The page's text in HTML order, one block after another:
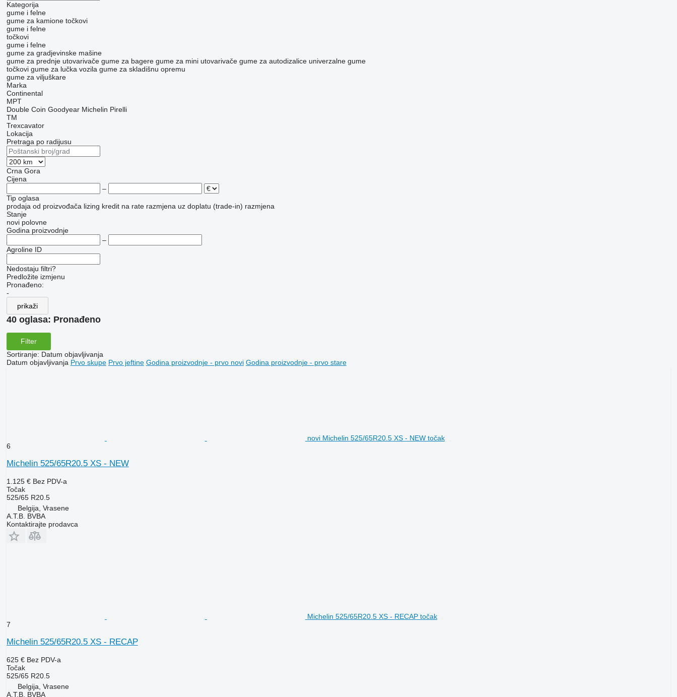
Kategorija
gume i felne
gume za kamione točkovi
gume i felne
točkovi
gume i felne
gume za gradjevinske mašine
gume za prednje utovarivače gume za bagere gume za mini utovarivače gume za autodizalice univerzalne gume
točkovi gume za lučka vozila gume za skladišnu opremu
gume za viljuškare
Marka
Continental
MPT
Double Coin Goodyear Michelin Pirelli
TM
Trexcavator
Lokacija
Pretraga po radijusu
Crna Gora
Cijena
–
Tip oglasa
prodaja od proizvođača lizing kredit na rate razmjena uz doplatu (trade-in) razmjena
Stanje
novi polovne
Godina proizvodnje
–
Agroline ID
Nedostaju filtri?
Predložite izmjenu
Pronađeno:
-
prikaži
40 oglasa: Pronađeno
Filter
Sortiranje: Datum objavljivanja
Datum objavljivanja Prvo skupe Prvo jeftine Godina proizvodnje - prvo novi Godina proizvodnje - prvo stare
novi Michelin 525/65R20.5 XS - NEW točak
6
Michelin 525/65R20.5 XS - NEW
1.125 € Bez PDV-a
Točak
525/65 R20.5
Belgija, Vrasene
A.T.B. BVBA
Kontaktirajte prodavca
Michelin 525/65R20.5 XS - RECAP točak
7
Michelin 525/65R20.5 XS - RECAP
625 € Bez PDV-a
Točak
525/65 R20.5
Belgija, Vrasene
A.T.B. BVBA